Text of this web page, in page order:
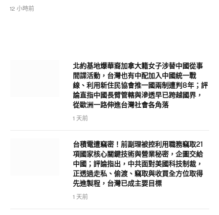
12 小時前
北約基地爆華裔加拿大籍女子涉替中國從事
間諜活動，台灣也有中配加入中國統一戰
線、利用新住民協會推一國兩制遭判8年；評
論直指中國長臂管轄與滲透早已跨越國界，
從歐洲一路伸進台灣社會各角落
1 天前
台積電遭竊密！前副理被控利用職務竊取21
項國家核心關鍵技術與營業秘密，企圖交給
中國；評論指出，中共面對美國科技制裁，
正透過走私、偷渡、竊取與收買全方位取得
先進製程，台灣已成主要目標
1 天前